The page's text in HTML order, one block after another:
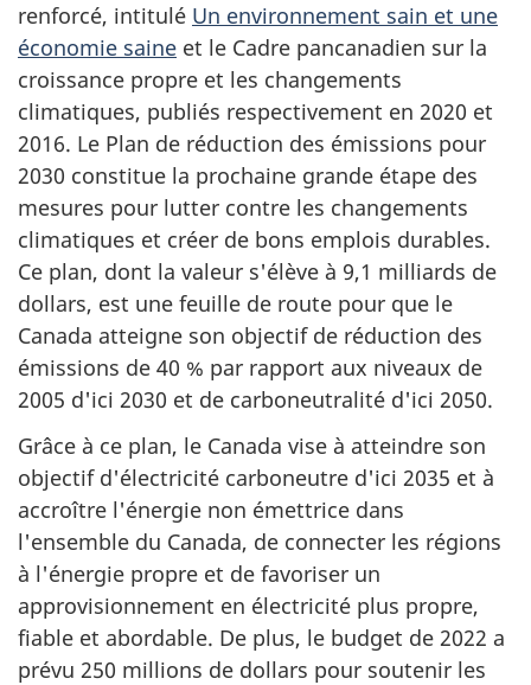
renforcé, intitulé Un environnement sain et une
économie saine et le Cadre pancanadien sur la
croissance propre et les changements
climatiques, publiés respectivement en 2020 et
2016. Le Plan de réduction des émissions pour
2030 constitue la prochaine grande étape des
mesures pour lutter contre les changements
climatiques et créer de bons emplois durables.
Ce plan, dont la valeur s'élève à 9,1 milliards de
dollars, est une feuille de route pour que le
Canada atteigne son objectif de réduction des
émissions de 40 % par rapport aux niveaux de
2005 d'ici 2030 et de carboneutralité d'ici 2050.
Grâce à ce plan, le Canada vise à atteindre son
objectif d'électricité carboneutre d'ici 2035 et à
accroître l'énergie non émettrice dans
l'ensemble du Canada, de connecter les régions
à l'énergie propre et de favoriser un
approvisionnement en électricité plus propre,
fiable et abordable. De plus, le budget de 2022 a
prévu 250 millions de dollars pour soutenir les